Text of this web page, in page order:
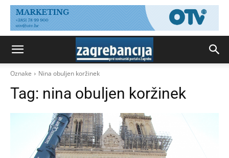
Oznake Nina obuljen koržinek
Tag: nina obuljen koržinek